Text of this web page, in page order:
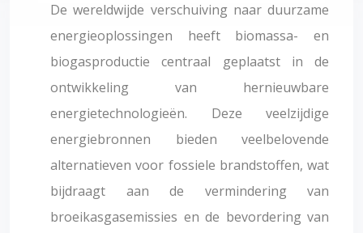
De wereldwijde verschuiving naar duurzame
energieoplossingen heeft biomassa- en
biogasproductie centraal geplaatst in de
ontwikkeling van hernieuwbare
energietechnologieën. Deze veelzijdige
energiebronnen bieden veelbelovende
alternatieven voor fossiele brandstoffen, wat
bijdraagt aan de vermindering van
broeikasgasemissies en de bevordering van